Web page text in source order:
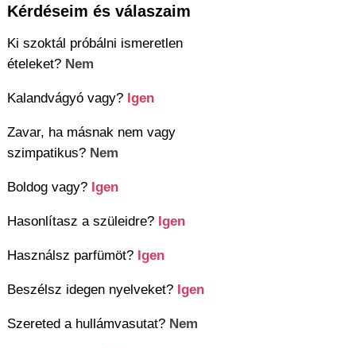
Kérdéseim és válaszaim
Ki szoktál próbálni ismeretlen
ételeket? Nem
Kalandvágyó vagy? Igen
Zavar, ha másnak nem vagy
szimpatikus? Nem
Boldog vagy? Igen
Hasonlítasz a szüleidre? Igen
Használsz parfümöt? Igen
Beszélsz idegen nyelveket? Igen
Szereted a hullámvasutat? Nem